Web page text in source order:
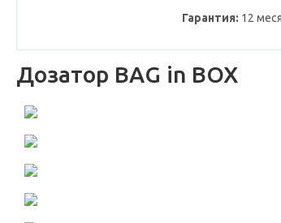
Гарантия: 12
Дозатор BAG in BOX